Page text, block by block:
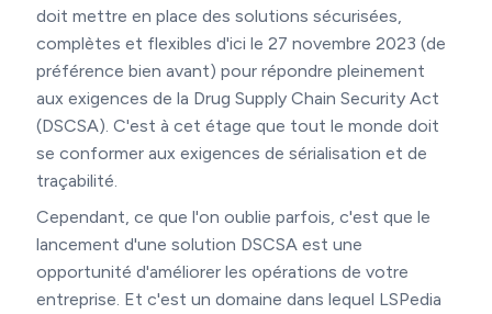
doit mettre en place des solutions sécurisées,
complètes et flexibles d'ici le 27 novembre 2023 (de
préférence bien avant) pour répondre pleinement
aux exigences de la Drug Supply Chain Security Act
(DSCSA). C'est à cet étage que tout le monde doit
se conformer aux exigences de sérialisation et de
traçabilité.
Cependant, ce que l'on oublie parfois, c'est que le
lancement d'une solution DSCSA est une
opportunité d'améliorer les opérations de votre
entreprise. Et c'est un domaine dans lequel LSPedia